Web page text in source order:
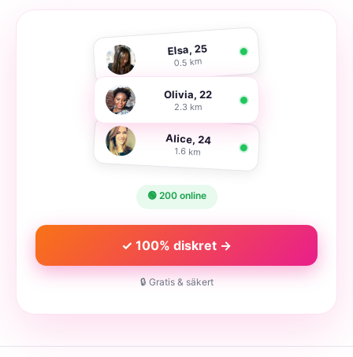
Elsa, 25
0.5 km
Olivia, 22
2.3 km
Alice, 24
1.6 km
🟢 200 online
✓ 100% diskret →
🔒 Gratis & säkert